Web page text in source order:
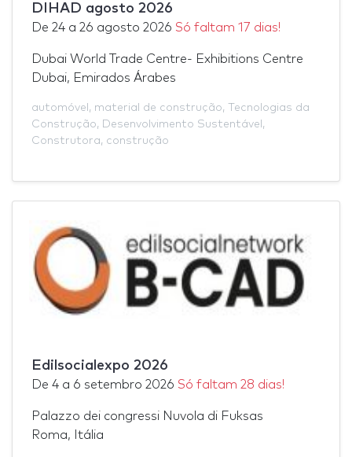
DIHAD agosto 2026
De 24 a 26 agosto 2026 Só faltam 17 dias!
Dubai World Trade Centre- Exhibitions Centre
Dubai, Emirados Árabes
automóvel , material de construção, Tecnologias da
Construção, Desenvolvimento Sustentável ,
Construtora, construção
Edilsocialexpo 2026
De 4 a 6 setembro 2026 Só faltam 28 dias!
Palazzo dei congressi Nuvola di Fuksas
Roma, Itália